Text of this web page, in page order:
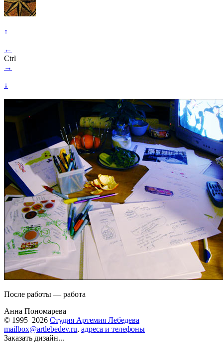
↑
←
Ctrl
→
↓
После работы — работа
Анна Пономарева
© 1995–2026 Студия Артемия Лебедева
mailbox@artlebedev.ru, адреса и телефоны
Заказать дизайн...